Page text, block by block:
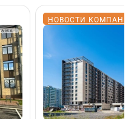
НОВОСТИ